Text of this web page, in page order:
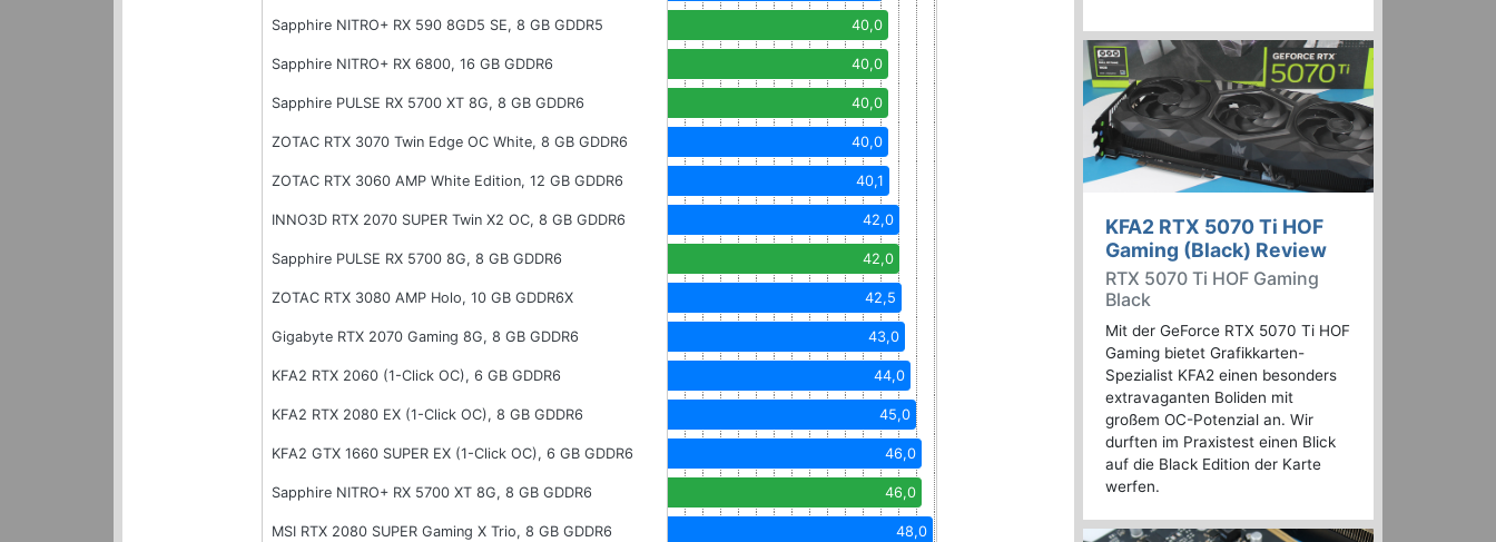
Sapphire NITRO+ RX 590 8GD5 SE, 8 GB GDDR5 40,0
Sapphire NITRO+ RX 6800, 16 GB GDDR6 40,0
Sapphire PULSE RX 5700 XT 8G, 8 GB GDDR6 40,0
ZOTAC RTX 3070 Twin Edge OC White, 8 GB GDDR6 40,0
ZOTAC RTX 3060 AMP White Edition, 12 GB GDDR6 40,1
INNO3D RTX 2070 SUPER Twin X2 OC, 8 GB GDDR6 42,0
Sapphire PULSE RX 5700 8G, 8 GB GDDR6 42,0
ZOTAC RTX 3080 AMP Holo, 10 GB GDDR6X 42,5
Gigabyte RTX 2070 Gaming 8G, 8 GB GDDR6 43,0
KFA2 RTX 2060 (1-Click OC), 6 GB GDDR6 44,0
KFA2 RTX 2080 EX (1-Click OC), 8 GB GDDR6 45,0
KFA2 GTX 1660 SUPER EX (1-Click OC), 6 GB GDDR6 46,0
Sapphire NITRO+ RX 5700 XT 8G, 8 GB GDDR6 46,0
MSI RTX 2080 SUPER Gaming X Trio, 8 GB GDDR6 48,0
KFA2 RTX 5070 Ti HOF
Gaming (Black) Review
RTX 5070 Ti HOF Gaming
Black
Mit der GeForce RTX 5070 Ti HOF
Gaming bietet Grafikkarten-
Spezialist KFA2 einen besonders
extravaganten Boliden mit
großem OC-Potenzial an. Wir
durften im Praxistest einen Blick
auf die Black Edition der Karte
werfen.